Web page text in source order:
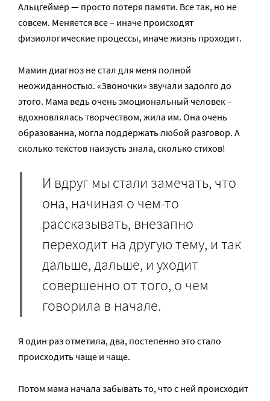
Альцгеймер — просто потеря памяти. Все так, но не
совсем. Меняется все – иначе происходят
физиологические процессы, иначе жизнь проходит.
Мамин диагноз не стал для меня полной
неожиданностью. «Звоночки» звучали задолго до
этого. Мама ведь очень эмоциональный человек –
вдохновлялась творчеством, жила им. Она очень
образованна, могла поддержать любой разговор. А
сколько текстов наизусть знала, сколько стихов!
И вдруг мы стали замечать, что
она, начиная о чем-то
рассказывать, внезапно
переходит на другую тему, и так
дальше, дальше, и уходит
совершенно от того, о чем
говорила в начале.
Я один раз отметила, два, постепенно это стало
происходить чаще и чаще.
Потом мама начала забывать то, что с ней происходит